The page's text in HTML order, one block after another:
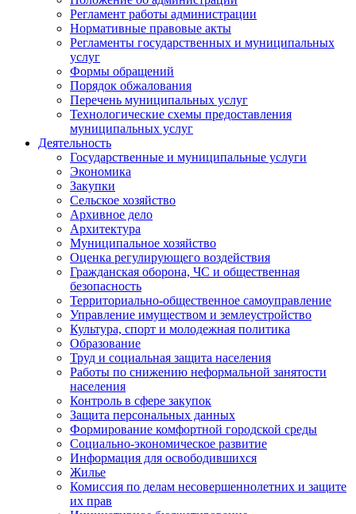
Регламент работы администрации
Нормативные правовые акты
Регламенты государственных и муниципальных
услуг
Формы обращений
Порядок обжалования
Перечень муниципальных услуг
Технологические схемы предоставления
муниципальных услуг
Деятельность
Государственные и муниципальные услуги
Экономика
Закупки
Сельское хозяйство
Архивное дело
Архитектура
Муниципальное хозяйство
Оценка регулирующего воздействия
Гражданская оборона, ЧС и общественная
безопасность
Территориально-общественное самоуправление
Управление имуществом и землеустройство
Культура, спорт и молодежная политика
Образование
Труд и социальная защита населения
Работы по снижению неформальной занятости
населения
Контроль в сфере закупок
Защита персональных данных
Формирование комфортной городской среды
Социально-экономическое развитие
Информация для освободившихся
Жилье
Комиссия по делам несовершеннолетних и защите
их прав